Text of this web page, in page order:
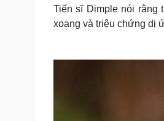
Phòng mạch online
Ăn sạch sống khỏe
Tiến sĩ Dimple nói rằng
xoang và triệu chứng dị